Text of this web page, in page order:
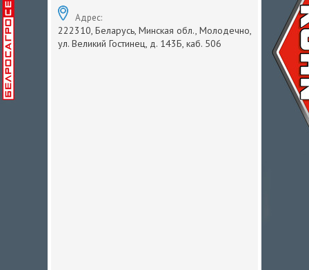
Адрес:
222310, Беларусь, Минская обл., Молодечно,
ул. Великий Гостинец, д. 143Б, каб. 506